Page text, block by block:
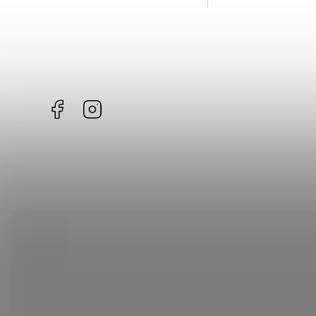
Facebook